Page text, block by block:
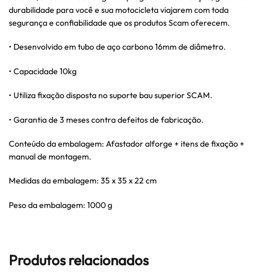
durabilidade para você e sua motocicleta viajarem com toda
segurança e confiabilidade que os produtos Scam oferecem.
• Desenvolvido em tubo de aço carbono 16mm de diâmetro.
• Capacidade 10kg
• Utiliza fixação disposta no suporte bau superior SCAM.
• Garantia de 3 meses contra defeitos de fabricação.
Conteúdo da embalagem: Afastador alforge + itens de fixação +
manual de montagem.
Medidas da embalagem: 35 x 35 x 22 cm
Peso da embalagem: 1000 g
Produtos relacionados